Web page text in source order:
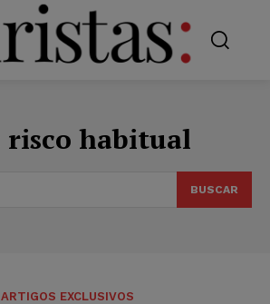
risco habitual
BUSCAR
ARTIGOS EXCLUSIVOS